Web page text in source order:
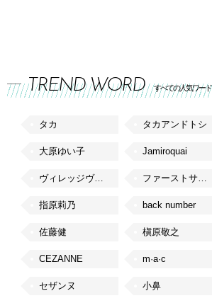
TREND WORD すべての人気ワード
タカ タカアンドトシ
大原ゆい子 Jamiroquai
ヴィレッジヴァンガード ファーストサマーウイカ
指原莉乃 back number
佐藤健 槇原敬之
CEZANNE m·a·c
セザンヌ 小鼻